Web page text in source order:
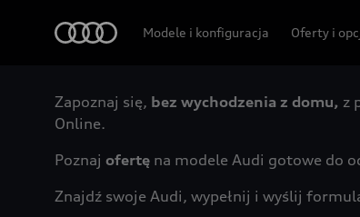
Modele i konfiguracja Oferty i
Zapoznaj się, bez wychodzenia z domu, z
Online.
Poznaj ofertę na modele Audi gotowe do
Znajdź swoje Audi, wypełnij i wyślij